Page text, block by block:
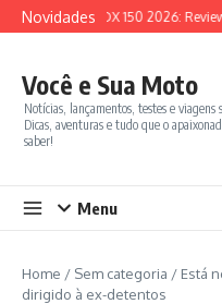
Ir para o conteúdo
NovidadesSYM ADX 150 2026:
Você e Sua Moto
Notícias, lançamentos, testes e viagens
Dicas, aventuras e tudo que o
saber!
Menu
Home / Sem categoria / Está
dirigido à ex-detentos